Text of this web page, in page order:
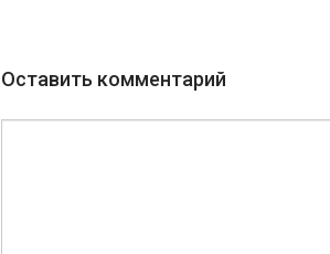
Оставить комментарий